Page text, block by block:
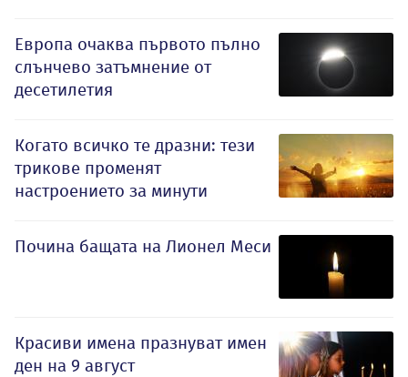
Европа очаква първото пълно
слънчево затъмнение от
десетилетия
Когато всичко те дразни: тези
трикове променят
настроението за минути
Почина бащата на Лионел Меси
Красиви имена празнуват имен
ден на 9 август